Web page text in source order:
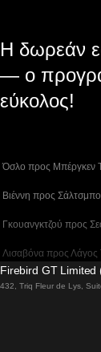
Η δωρεάν
— ο
εύκολος!
Όσλο προς Μπέργκεν
Βιέννη προς
Γκουανγκτζού προς
Λισαβόνα προς Λάγος
Λισαβόνα – Φάρο
Firebird GT Limited
432, Triq Fleur de Lys,